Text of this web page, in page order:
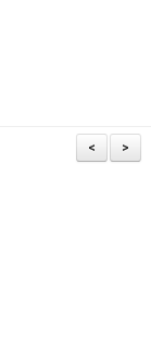
>
<